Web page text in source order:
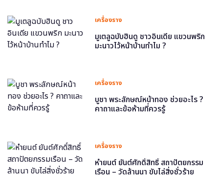
เครื่องราง
มูเตลูฉบับฮินดู ชาวอินเดีย แขวนพริก
มะนาวไว้หน้าบ้านทำไม ?
เครื่องราง
บูชา พระลักษณ์หน้าทอง ช่วยอะไร ?
คาถาและข้อห้ามที่ควรรู้
เครื่องราง
หำยนต์ ยันต์ศักดิ์สิทธิ์ สถาปัตยกรรม
เรือน – วัดล้านนา ขับไล่สิ่งชั่วร้าย